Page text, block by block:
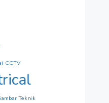
CCTV
Teknik